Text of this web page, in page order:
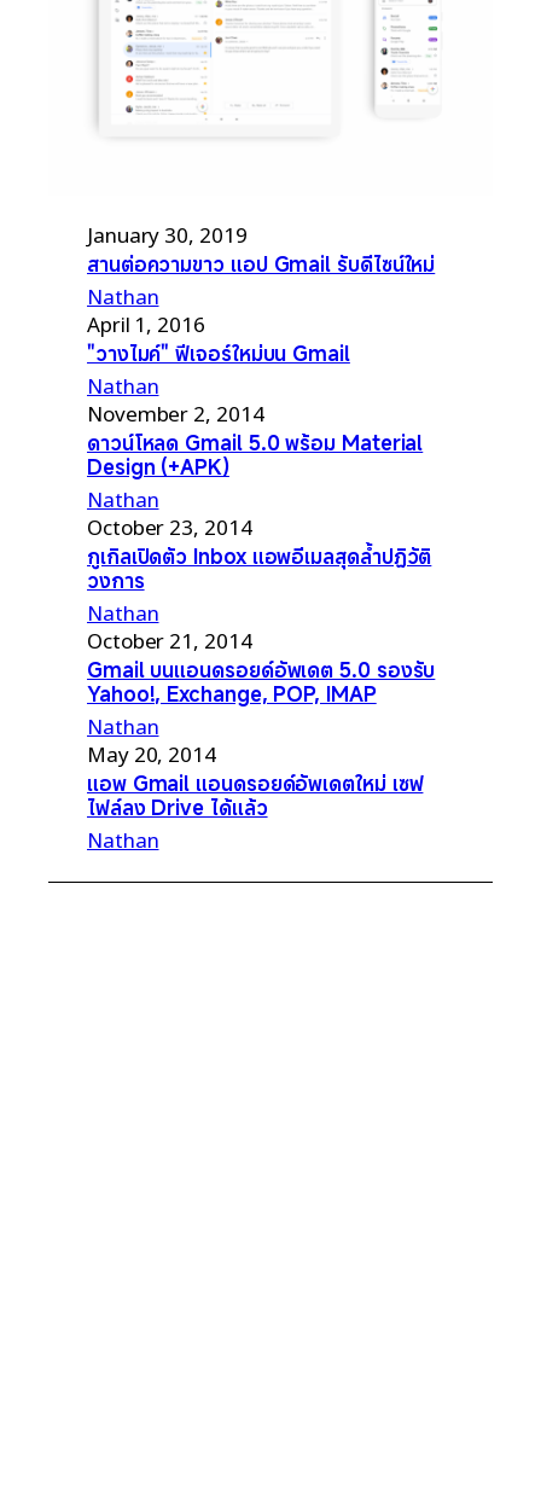
January 30, 2019
สานต่อความขาว แอป Gmail รับดีไซน์ใหม่
Nathan
April 1, 2016
"วางไมค์" ฟีเจอร์ใหม่บน Gmail
Nathan
November 2, 2014
ดาวน์โหลด Gmail 5.0 พร้อม Material
Design (+APK)
Nathan
October 23, 2014
กูเกิลเปิดตัว Inbox แอพอีเมลสุดลํ้าปฏิวัติ
วงการ
Nathan
October 21, 2014
Gmail บนแอนดรอยด์อัพเดต 5.0 รองรับ
Yahoo!, Exchange, POP, IMAP
Nathan
May 20, 2014
แอพ Gmail แอนดรอยด์อัพเดตใหม่ เซฟ
ไฟล์ลง Drive ได้แล้ว
Nathan